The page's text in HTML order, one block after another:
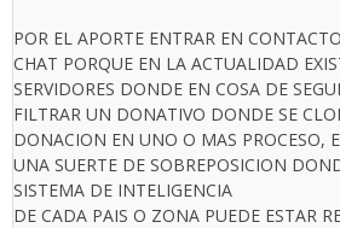
POR EL APORTE ENTRAR EN
CHAT PORQUE EN LA ACTUALIDAD
SERVIDORES DONDE EN COSA DE
FILTRAR UN DONATIVO DONDE SE
DONACION EN UNO O MAS PROCESO,
UNA SUERTE DE SOBREPOSICION
SISTEMA DE INTELIGENCIA
DE CADA PAIS O ZONA PUEDE ESTAR